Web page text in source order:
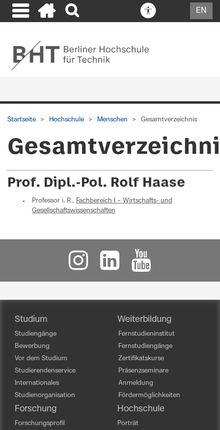
EN
Startseite Hochschule Menschen Gesamtverzeichnis
Prof. Dipl.-Pol. Rolf Haase
Professor i. R., Fachbereich I – Wirtschafts- und
Gesellschaftswissenschaften
Studium
Studiengänge
Bewerbung
Vor dem Studium
Studierendenservice
Internationales
Studienorganisation
Weiterbildung
Fernstudieninstitut
Fernstudiengänge
Zertifikatskurse
Präsenzseminare
Anmeldung
Fördermöglichkeiten
Forschung
Forschungsprofil
Hochschule
Porträt